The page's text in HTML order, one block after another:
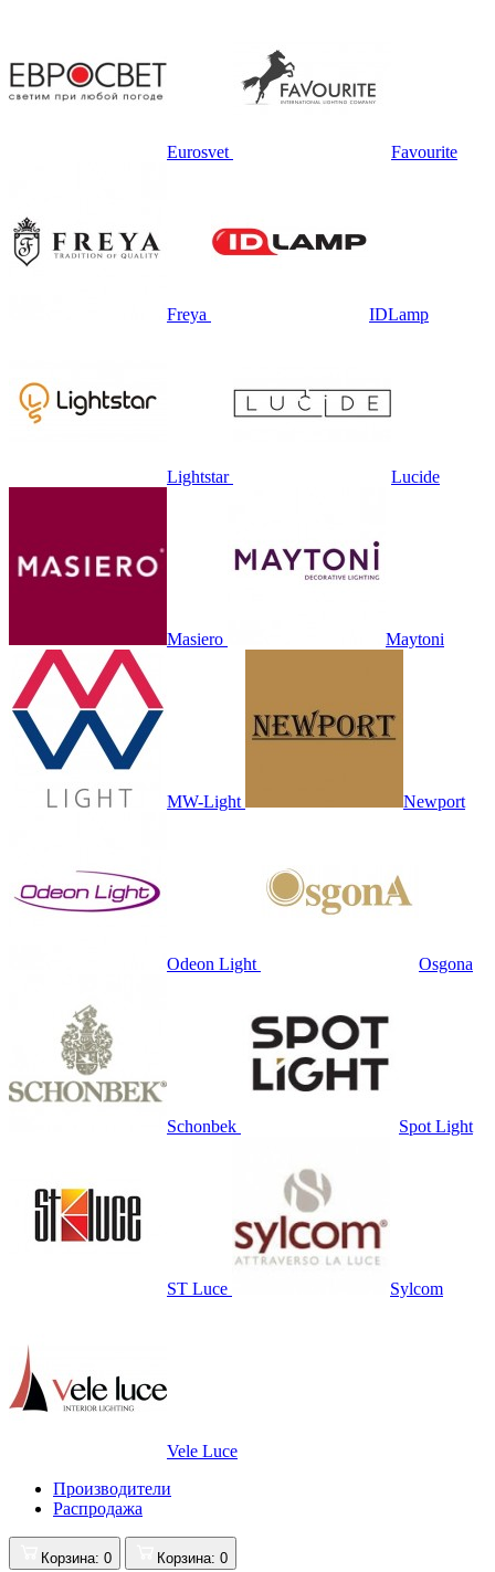
Eurosvet Favourite
Freya IDLamp
Lightstar Lucide
Masiero Maytoni
MW-Light Newport
Odeon Light Osgona
Schonbek Spot Light
ST Luce Sylcom
Vele Luce
Производители
Распродажа
Корзина: 0 Корзина: 0